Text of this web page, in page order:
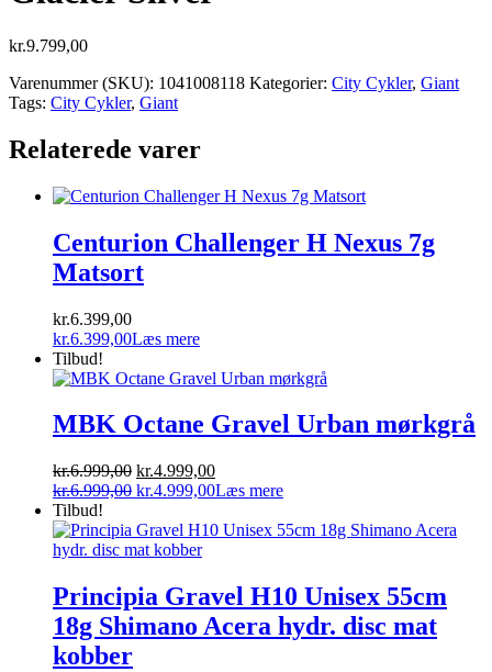
kr.9.799,00
Varenummer (SKU): 1041008118 Kategorier: City Cykler, Giant
Tags: City Cykler, Giant
Relaterede varer
Centurion Challenger H Nexus 7g
Matsort
kr.6.399,00
kr.6.399,00Læs mere
Tilbud!
MBK Octane Gravel Urban mørkgrå
kr.6.999,00 Den
oprindelige
var:
kr.6.999,00.
kr.4.999,00Den
aktuelle
er:
kr.6.999,00 Den
pris
var:
kr.4.999,00Den
pris
Læs mere
Tilbud!
Principia Gravel H10 Unisex 55cm
18g Shimano Acera hydr. disc mat
kobber